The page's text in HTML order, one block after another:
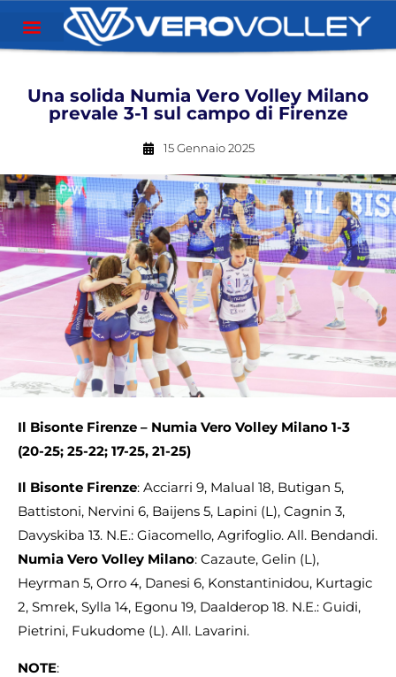
Una solida Numia Vero Volley Milano
prevale 3-1 sul campo di Firenze
15 Gennaio 2025
Il Bisonte Firenze – Numia Vero Volley Milano 1-3
(20-25; 25-22; 17-25, 21-25)
Il Bisonte Firenze: Acciarri 9, Malual 18, Butigan 5,
Battistoni, Nervini 6, Baijens 5, Lapini (L), Cagnin 3,
Davyskiba 13. N.E.: Giacomello, Agrifoglio. All. Bendandi.
Numia Vero Volley Milano: Cazaute, Gelin (L),
Heyrman 5, Orro 4, Danesi 6, Konstantinidou, Kurtagic
2, Smrek, Sylla 14, Egonu 19, Daalderop 18. N.E.: Guidi,
Pietrini, Fukudome (L). All. Lavarini.
NOTE: